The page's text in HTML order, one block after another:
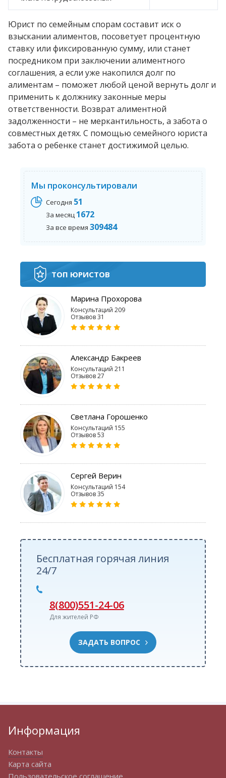
Юрист по семейным спорам составит иск о
взыскании алиментов, посоветует процентную
ставку или фиксированную сумму, или станет
посредником при заключении алиментного
соглашения, а если уже накопился долг по
алиментам – поможет любой ценой вернуть долг и
применить к должнику законные меры
ответственности. Возврат алиментной
задолженности – не меркантильность, а забота о
совместных детях. С помощью семейного юриста
забота о ребенке станет достижимой целью.
Мы проконсультировали
Сегодня 51
За месяц 1672
За все время 309484
ТОП ЮРИСТОВ
Марина Прохорова
Консультаций 209
Отзывов 31
Александр Бакреев
Консультаций 211
Отзывов 27
Светлана Горошенко
Консультаций 155
Отзывов 53
Сергей Верин
Консультаций 154
Отзывов 35
Бесплатная горячая линия
24/7
8(800)551-24-06
Для жителей РФ
ЗАДАТЬ ВОПРОС
Информация
Контакты
Карта сайта